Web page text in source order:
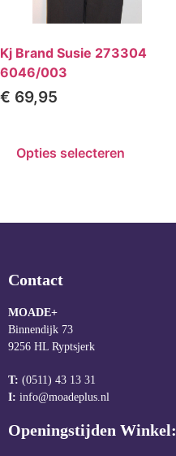
Kj Brand Susie 273304
6046/003
€ 69,95
Opties selecteren
Contact
MOADE+
Binnendijk 73
9256 HL Ryptsjerk
T: (0511) 43 13 31
I: info@moadeplus.nl
Openingstijden Winkel: